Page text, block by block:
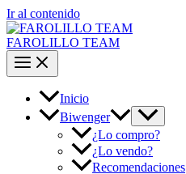
Ir al contenido
FAROLILLO TEAM
Inicio
Biwenger
¿Lo compro?
¿Lo vendo?
Recomendaciones